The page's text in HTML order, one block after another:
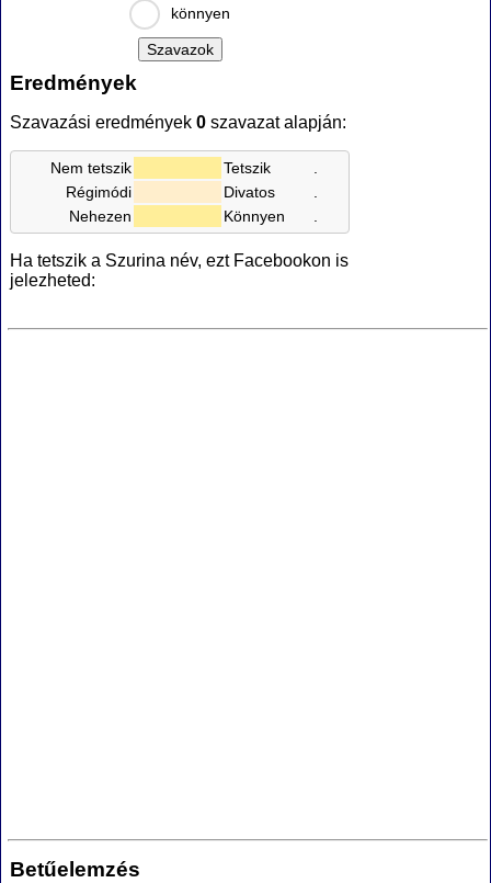
könnyen
Eredmények
Szavazási eredmények 0 szavazat alapján:
Nem tetszik Tetszik
Régimódi
Divatos
Nehezen
Könnyen
Ha tetszik a Szurina név, ezt Facebookon is
jelezheted:
Betűelemzés